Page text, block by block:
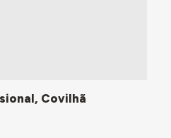
Covilhã